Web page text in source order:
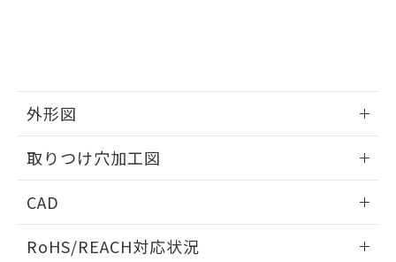
外形図
取りつけ穴加工図
CAD
ドすることができます。
RoHS/REACH対応状況
荷製品に未対応品が混在することから備考
欄に対応日を記載しておりました。
既に当社にて対応品への在庫切替を完了
していることから、特段のことがない限
り、2022年1月12日より割愛しておりま